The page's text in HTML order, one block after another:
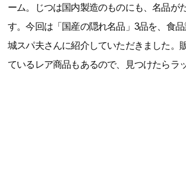
ーム。じつは国内製造のものにも、名品が
す。今回は「国産の隠れ名品」3品を、食
城スパ夫さんに紹介していただきました。
ているレア商品もあるので、見つけたらラ